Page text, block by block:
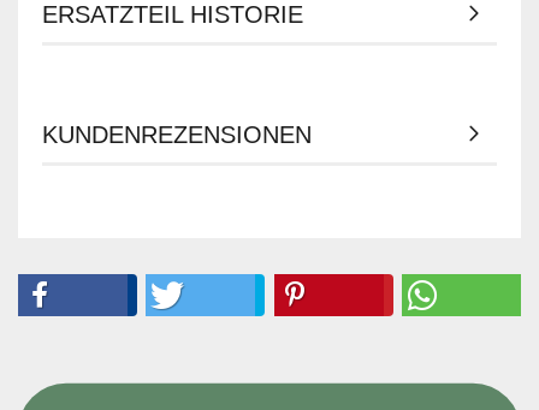
ERSATZTEIL HISTORIE
KUNDENREZENSIONEN